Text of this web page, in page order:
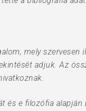
mely
adjuk. Az
és e filozófia